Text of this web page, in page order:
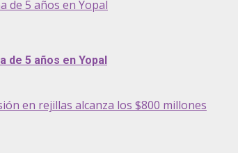
de 5 años en Yopal
de 5 años en Yopal
en rejillas alcanza los $800 millones